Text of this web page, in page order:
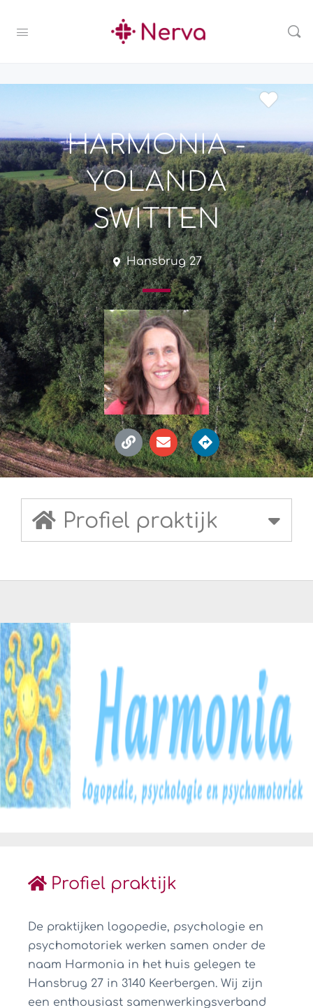
HARMONIA -
YOLANDA
SWITTEN
Hansbrug 27
Profiel praktijk
Profiel praktijk
De praktijken logopedie, psychologie en
psychomotoriek werken samen onder de
naam Harmonia in het huis gelegen te
Hansbrug 27 in 3140 Keerbergen. Wij zijn
een enthousiast samenwerkingsverband